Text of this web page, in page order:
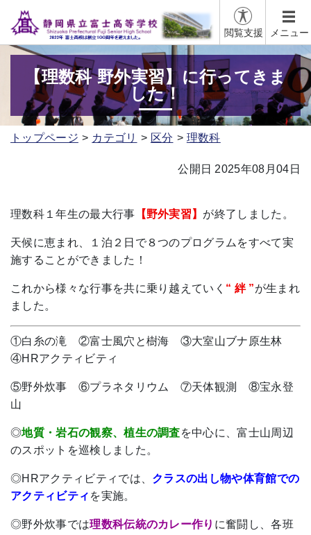
閲覧支援 メニュー
【理数科 野外実習】に行ってきま
した！
トップページ カテゴリ 区分 理数科
公開日 2025年08月04日
理数科１年生の最大行事 【野外実習】 が終了しました。
天候に恵まれ、１泊２日で８つのプログラムをすべて実
施することができました！
これから様々な行事を共に乗り越えていく “ 絆 ”が生まれ
ました。
①白糸の滝 ②富士風穴と樹海 ③大室山ブナ原生林
④HRアクティビティ
⑤野外炊事 ⑥プラネタリウム ⑦天体観測 ⑧宝永登
山
◎地質・岩石の観察、植生の調査を中心に、富士山周辺
のスポットを巡検しました。
◎HRアクティビティでは、 クラスの出し物や体育館での
アクティビティ を実施。
◎野外炊事では理数科伝統のカレー作り に奮闘し、各班